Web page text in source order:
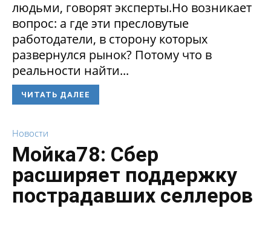
людьми, говорят эксперты.Но возникает
вопрос: а где эти пресловутые
работодатели, в сторону которых
развернулся рынок? Потому что в
реальности найти...
ЧИТАТЬ ДАЛЕЕ
Новости
Мойка78: Сбер
расширяет поддержку
пострадавших селлеров